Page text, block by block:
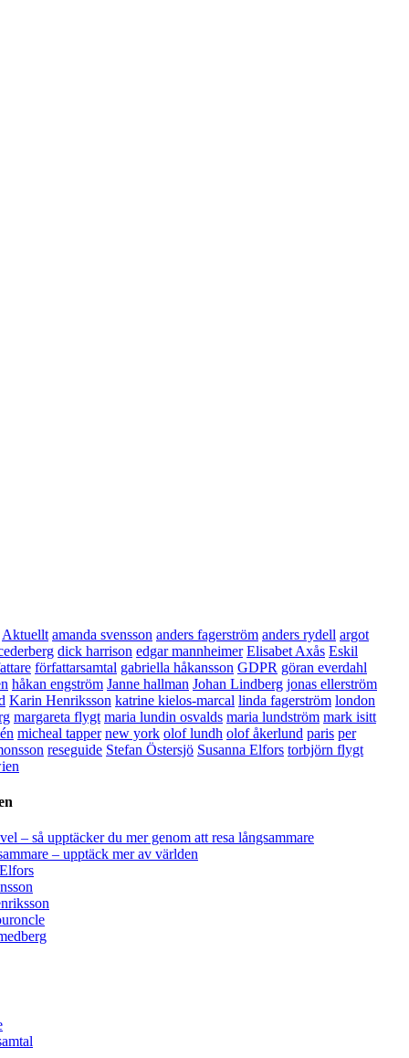
Aktuellt amanda svensson anders fagerström anders rydell argot
dick harrison edgar mannheimer Elisabet Axås Eskil
författarsamtal gabriella håkansson GDPR göran everdahl
håkan engström Janne hallman Johan Lindberg jonas ellerström
Karin Henriksson katrine kielos-marcal linda fagerström london
margareta flygt maria lundin osvalds maria lundström mark isitt
micheal tapper new york olof lundh olof åkerlund paris per
reseguide Stefan Östersjö Susanna Elfors torbjörn flygt
– så upptäcker du mer genom att resa långsammare
– upptäck mer av världen